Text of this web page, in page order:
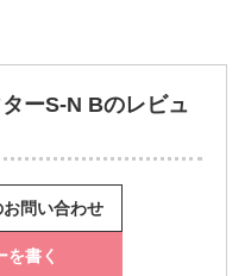
ーS-N Bのレビュ
問い合わせ
を書く